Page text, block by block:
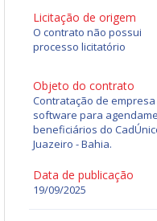
Licitação de origem
O contrato não possui
processo licitatório
Objeto do contrato
Contratação de
software para
beneficiários do
Juazeiro - Bahia.
Data de publicação
19/09/2025